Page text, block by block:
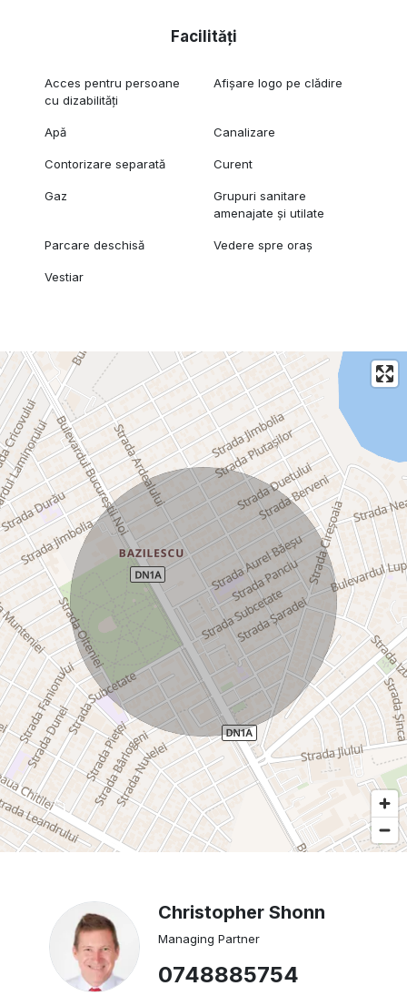
Facilități
Acces pentru persoane
cu dizabilități
Afișare logo pe clădire
Apă Canalizare
Contorizare separată Curent
Gaz
Grupuri sanitare
amenajate și utilate
Parcare deschisă Vedere spre oraș
Vestiar
Christopher Shonn
Managing Partner
0748885754